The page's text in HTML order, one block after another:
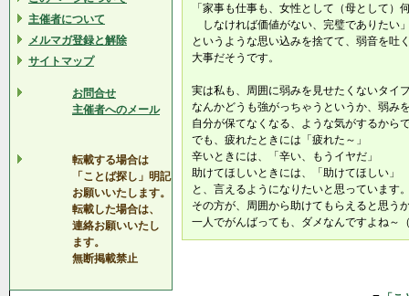
主催者について
メルマガ登録と解除
サイトマップ
お問合せ
主催者へのメール
転載する場合は
「ことば探し」明記
お願いいたします。
転載した場合は、
連絡お願いいたし
ます。
無断掲載禁止
「家事も仕事も、女性として（母として）
しなければ価値がない、完璧でありたい
というような思い込みを捨てて、弱音を吐
大事だそうです。
実は私も、周囲に弱みを見せたくないタイ
なんかどうも強がっちゃうというか、弱み
自分が保てなくなる、ような気がするから
でも、疲れたときには「疲れた～」
辛いときには、「辛い、もうイヤだ」
助けてほしいときには、「助けてほしい」
と、言えるようになりたいと思っています
その方が、周囲から助けてもらえると思う
一人でがんばっても、ダメなんですよね～